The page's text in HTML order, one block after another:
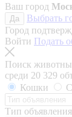
Ваш город
Да
Выбрать
Город
Войти Подать
Поиск
среди 20 329
Кошки
Тип объявления